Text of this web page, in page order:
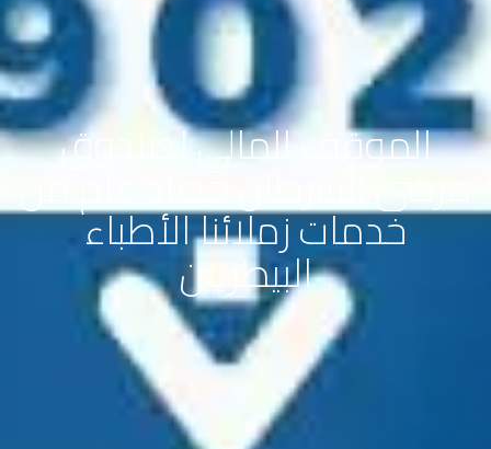
الموقف المالي لصندوق
مرضى السرطان حصاد عام من
خدمات زملائنا الأطباء
البيطريين